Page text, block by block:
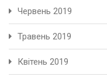
Червень 2019
Травень 2019
Квітень 2019